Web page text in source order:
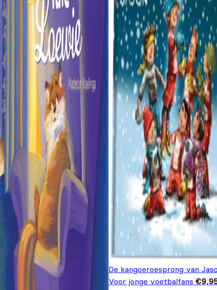
De kangoeroesprong van
Voor jonge voetbalfans €